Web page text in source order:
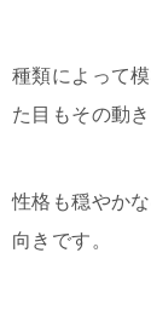
種類によって
た目もその動
性格も穏やか
向きです。